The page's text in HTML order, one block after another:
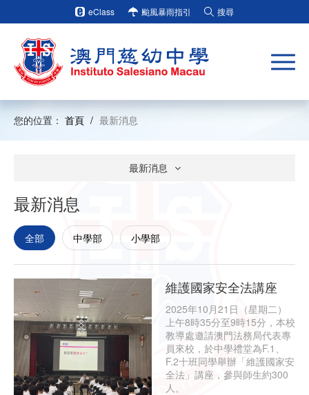
eClass 颱風暴雨指引 搜尋
您的位置： 首頁 / 最新消息
最新消息
最新消息
全部 中學部 小學部
維護國家安全法講座
2025年10月21日（星期二）
上午8時35分至9時15分，本校
教導處邀請澳門法務局代表專
員來校，於中學禮堂為F.1、
F.2十班同學舉辦「維護國家安
全法」講座，參與師生約300
人。